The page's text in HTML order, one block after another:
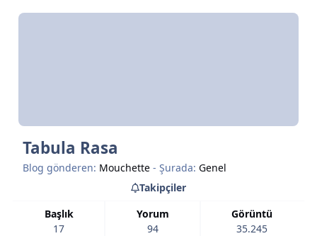
Tabula Rasa
Blog gönderen: Mouchette - Şurada:Genel
Başlık
17
Yorum
94
Görüntü
35.245
Takipçiler